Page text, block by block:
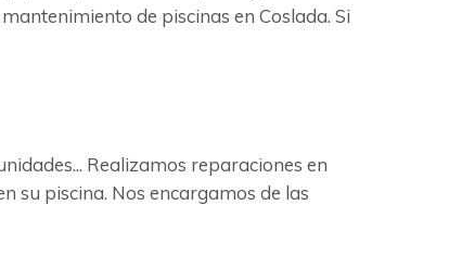
de piscinas en Coslada. Si
Realizamos reparaciones en
su piscina. Nos encargamos de las